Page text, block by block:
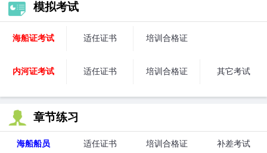
【开班计划】
海船船员开班计划
【求 职 招 聘】
招聘内河船员
海船船员求职
模拟考试
海船证考试 适任证书 培训合格证
内河证考试 适任证书 培训合格证 其它考试
章节练习
海船船员 适任证书 培训合格证 补差考试